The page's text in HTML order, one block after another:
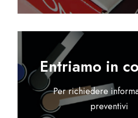
Entriamo in
Per richiedere
preventivi